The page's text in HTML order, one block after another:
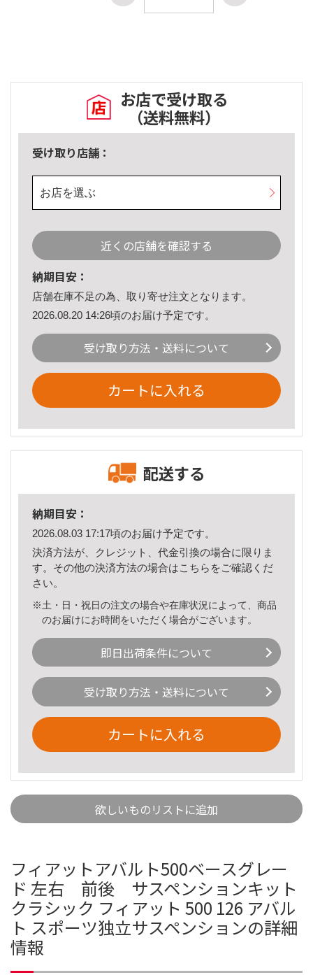
お店で受け取る
（送料無料）
受け取り店舗：
お店を選ぶ
近くの店舗を確認する
納期目安：
店舗在庫不足の為、取り寄せ注文となります。
2026.08.20 14:26頃のお届け予定です。
受け取り方法・送料について
カートに入れる
配送する
納期目安：
2026.08.03 17:17頃のお届け予定です。
決済方法が、クレジット、代金引換の場合に限りま
す。その他の決済方法の場合はこちら をご確認くだ
さい。
※土・日・祝日の注文の場合や在庫状況によって、商品
のお届けにお時間をいただく場合がございます。
即日出荷条件について
受け取り方法・送料について
カートに入れる
欲しいものリストに追加
フィアットアバルト500ベースグレー
ド 左右 前後 サスペンションキット
クラシック フィアット 500 126 アバル
ト スポーツ独立サスペンションの詳細
情報